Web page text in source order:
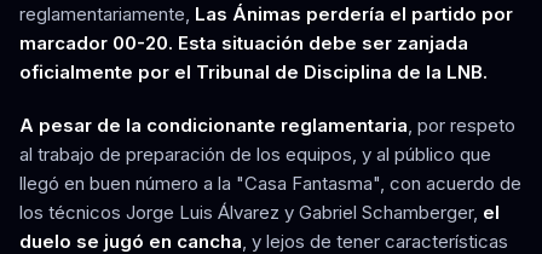
reglamentariamente, Las Ánimas perdería el partido por
marcador 00-20. Esta situación debe ser zanjada
oficialmente por el Tribunal de Disciplina de la LNB.
A pesar de la condicionante reglamentaria, por respeto
al trabajo de preparación de los equipos, y al público que
llegó en buen número a la "Casa Fantasma", con acuerdo de
los técnicos Jorge Luis Álvarez y Gabriel Schamberger, el
duelo se jugó en cancha, y lejos de tener características